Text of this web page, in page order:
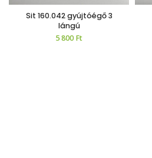
Sit 160.042 gyújtóégő 3
lángú
5 800Ft